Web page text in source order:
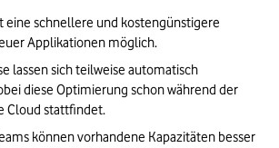
eine schnellere und kostengünstigere
Applikationen möglich.
lassen sich teilweise automatisch
diese Optimierung schon während der
Cloud stattfindet.
können vorhandene Kapazitäten besser